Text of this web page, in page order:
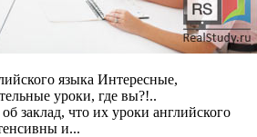
языка Интересные,
уроки, где вы?!..
заклад, что их уроки английского
и...